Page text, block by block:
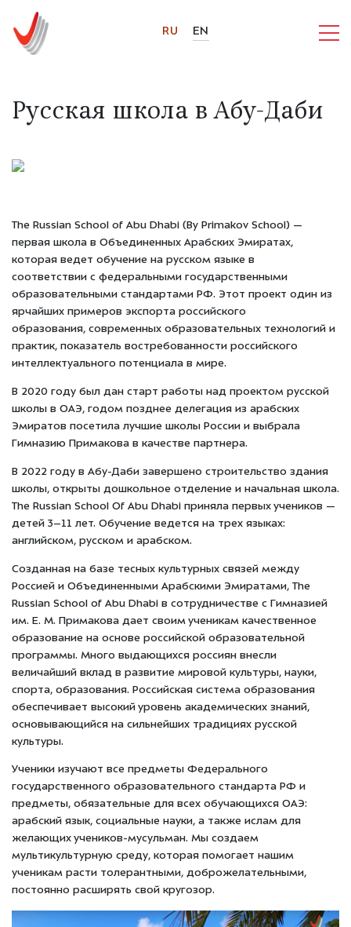
RU EN
Русская школа в Абу-Даби
The Russian School of Abu Dhabi (By Primakov School) —
первая школа в Объединенных Арабских Эмиратах,
которая ведет обучение на русском языке в
соответствии с федеральными государственными
образовательными стандартами РФ. Этот проект один из
ярчайших примеров экспорта российского
образования, современных образовательных технологий и
практик, показатель востребованности российского
интеллектуального потенциала в мире.
В 2020 году был дан старт работы над проектом русской
школы в ОАЭ, годом позднее делегация из арабских
Эмиратов посетила лучшие школы России и выбрала
Гимназию Примакова в качестве партнера.
В 2022 году в Абу-Даби завершено строительство здания
школы, открыты дошкольное отделение и начальная школа.
The Russian School Of Abu Dhabi приняла первых учеников —
детей 3–11 лет. Обучение ведется на трех языках:
английском, русском и арабском.
Созданная на базе тесных культурных связей между
Россией и Объединенными Арабскими Эмиратами, The
Russian School of Abu Dhabi в сотрудничестве с Гимназией
им. Е. М. Примакова дает своим ученикам качественное
образование на основе российской образовательной
программы. Много выдающихся россиян внесли
величайший вклад в развитие мировой культуры, науки,
спорта, образования. Российская система образования
обеспечивает высокий уровень академических знаний,
основывающийся на сильнейших традициях русской
культуры.
Ученики изучают все предметы Федерального
государственного образовательного стандарта РФ и
предметы, обязательные для всех обучающихся ОАЭ:
арабский язык, социальные науки, а также ислам для
желающих учеников-мусульман. Мы создаем
мультикультурную среду, которая помогает нашим
ученикам расти толерантными, доброжелательными,
постоянно расширять свой кругозор.